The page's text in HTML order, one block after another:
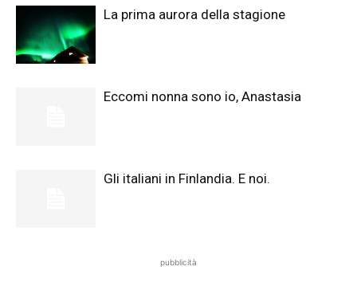
La prima aurora della stagione
Eccomi nonna sono io, Anastasia
Gli italiani in Finlandia. E noi.
pubblicità